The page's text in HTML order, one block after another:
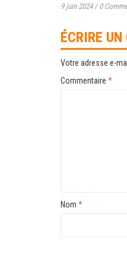
9 juin 2024 / 0
ÉCRIRE
Votre adresse e-
Commentaire *
Nom *